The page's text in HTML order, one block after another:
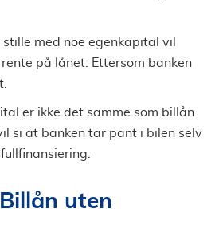
med noe egenkapital vil
på lånet. Ettersom banken
er ikke det samme som billån
si at banken tar pant i bilen selv
uten